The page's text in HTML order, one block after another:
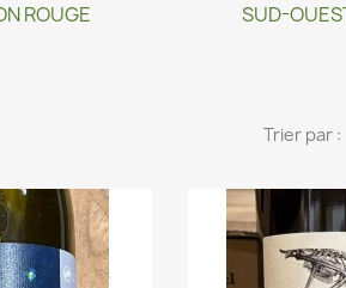
ROUGE SUD-
Trier par :